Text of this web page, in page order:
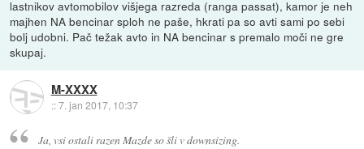
lastnikov avtomobilov višjega razreda (ranga passat), kamor je neh
majhen NA bencinar sploh ne paše, hkrati pa so avti sami po sebi
bolj udobni. Pač težak avto in NA bencinar s premalo moči ne gre
skupaj.
M-XXXX
::7. jan 2017, 10:37
Ja, vsi ostali razen Mazde so šli v downsizing.